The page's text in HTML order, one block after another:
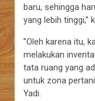
baru, sehingga
yang lebih tinggi,”
”Oleh karena itu,
melakukan
tata ruang yang
untuk zona
Yadi.